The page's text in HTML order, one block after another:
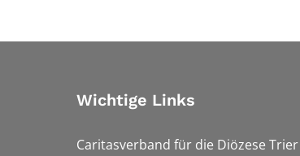
Wichtige Links
Caritasverband für die Diözese Trier